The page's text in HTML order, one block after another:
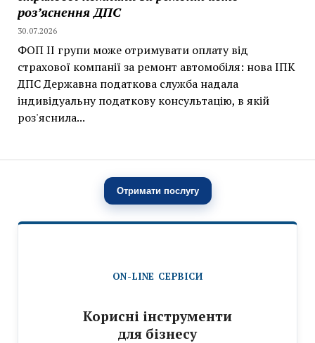
роз’яснення ДПС
30.07.2026
ФОП II групи може отримувати оплату від
страхової компанії за ремонт автомобіля: нова ІПК
ДПС Державна податкова служба надала
індивідуальну податкову консультацію, в якій
роз'яснила...
Отримати послугу
ON-LINE СЕРВІСИ
Корисні інструменти
для бізнесу